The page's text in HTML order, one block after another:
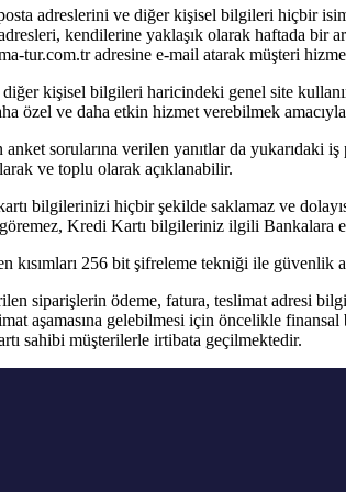
adreslerini ve diğer kişisel bilgileri hiçbir
kendilerine yaklaşık olarak haftada bir
tur.com.tr adresine e-mail atarak müşteri
diğer kişisel bilgileri haricindeki genel site
özel ve daha etkin hizmet verebilmek
sorularına verilen yanıtlar da
ve toplu olarak açıklanabilir.
bilgilerinizi hiçbir şekilde saklamaz ve
Kredi Kartı bilgileriniz ilgili Bankalara
kısımları 256 bit şifreleme tekniği ile güvenlik
siparişlerin ödeme, fatura, teslimat adresi
aşamasına gelebilmesi için öncelikle
sahibi müşterilerle irtibata geçilmektedir.